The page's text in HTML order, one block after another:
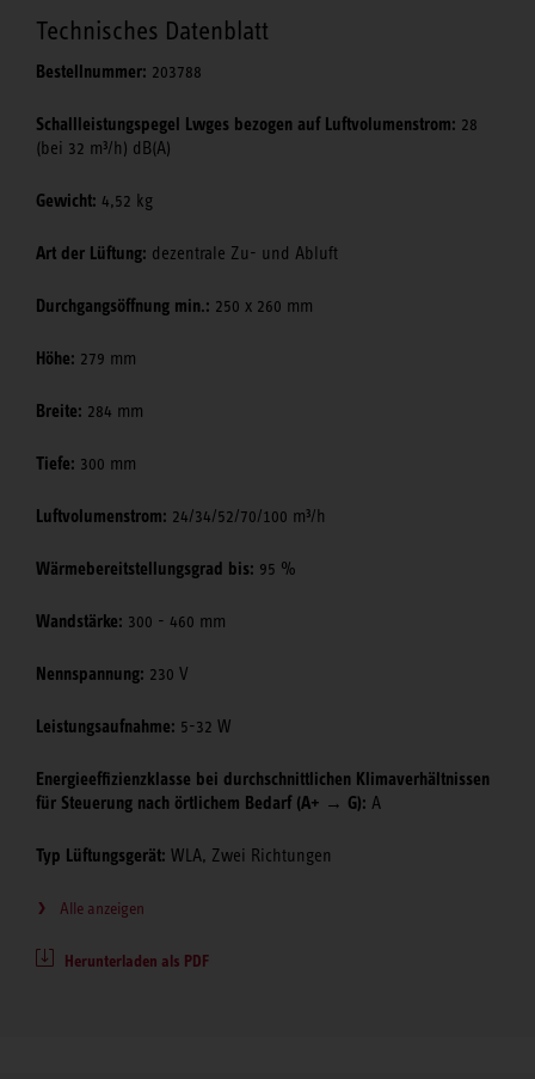
Technisches Datenblatt
Bestellnummer: 203788
Schallleistungspegel Lwges bezogen auf Luftvolumenstrom: 28
(bei 32 m³/h) dB(A)
Gewicht: 4,52 kg
Art der Lüftung: dezentrale Zu- und Abluft
Durchgangsöffnung min.: 250 x 260 mm
Höhe: 279 mm
Breite: 284 mm
Tiefe: 300 mm
Luftvolumenstrom: 24/34/52/70/100 m³/h
Wärmebereitstellungsgrad bis: 95 %
Wandstärke: 300 - 460 mm
Nennspannung: 230 V
Leistungsaufnahme: 5-32 W
Energieeffizienzklasse bei durchschnittlichen Klimaverhältnissen
für Steuerung nach örtlichem Bedarf (A+ → G): A
Typ Lüftungsgerät: WLA, Zwei Richtungen
Alle anzeigen
Herunterladen als PDF